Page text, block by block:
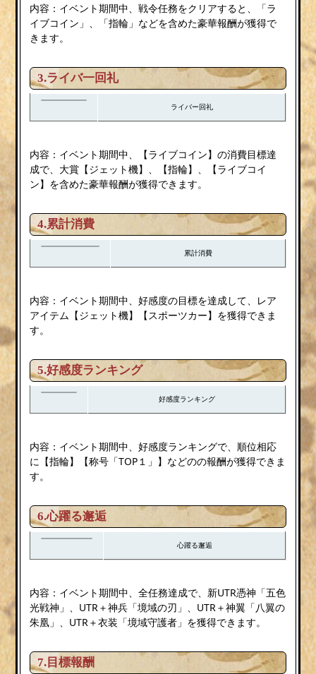
内容：イベント期間中、戦令任務をクリアすると、「ラ
イブコイン」、「指輪」などを含めた豪華報酬が獲得で
きます。
3.ライバ一回礼
ライバー回礼
内容：イベント期間中、【ライブコイン】の消費目標達
成で、大賞【ジェット機】、【指輪】、【ライブコイ
ン】を含めた豪華報酬が獲得できます。
4.累計消費
累計消費
内容：イベント期間中、好感度の目標を達成して、レア
アイテム【ジェット機】【スポーツカー】を獲得できま
す。
5.好感度ランキング
好感度ランキング
内容：イベント期間中、好感度ランキングで、順位相応
に【指輪】【称号「TOP１」】などのの報酬が獲得できま
す。
6.心躍る邂逅
心躍る邂逅
内容：イベント期間中、全任務達成で、新UTR憑神「五色
光戦神」、UTR＋神兵「境域の刃」、UTR＋神翼「八翼の
朱凰」、UTR＋衣装「境域守護者」を獲得できます。
7.目標報酬